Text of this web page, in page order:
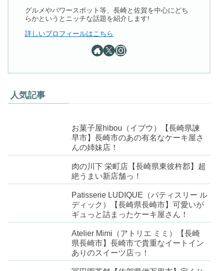
グルメやパワースポット等、長崎と佐賀を中心にどち
らかというとニッチな話題を紹介します!
詳しいプロフィールはこちら
人気記事
お菓子屋hibou（イブウ）【長崎県諫
早市】長崎市のあの有名なケーキ屋さ
んの姉妹店！
肉の川下 栄町店【長崎県東彼杵郡】超
絶うまい新店舗っ！
Patisserie LUDIQUE（パティスリー ル
ディック）【長崎県長崎市】可愛いが
ギュっと詰まったケーキ屋さん！
Atelier Mimi（アトリエ ミミ）【長崎
県長崎市】長崎市で貴重なイートイン
ありのスイーツ店っ！